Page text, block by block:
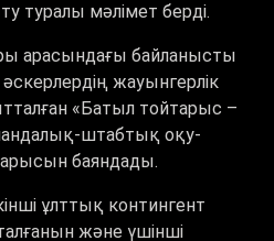
туралы мәлімет берді.
арасындағы байланысты
жауынгерлік
«Батыл тойтарыс –
штабтық оқу-
баяндады.
ұлттық контингент
және үшінші